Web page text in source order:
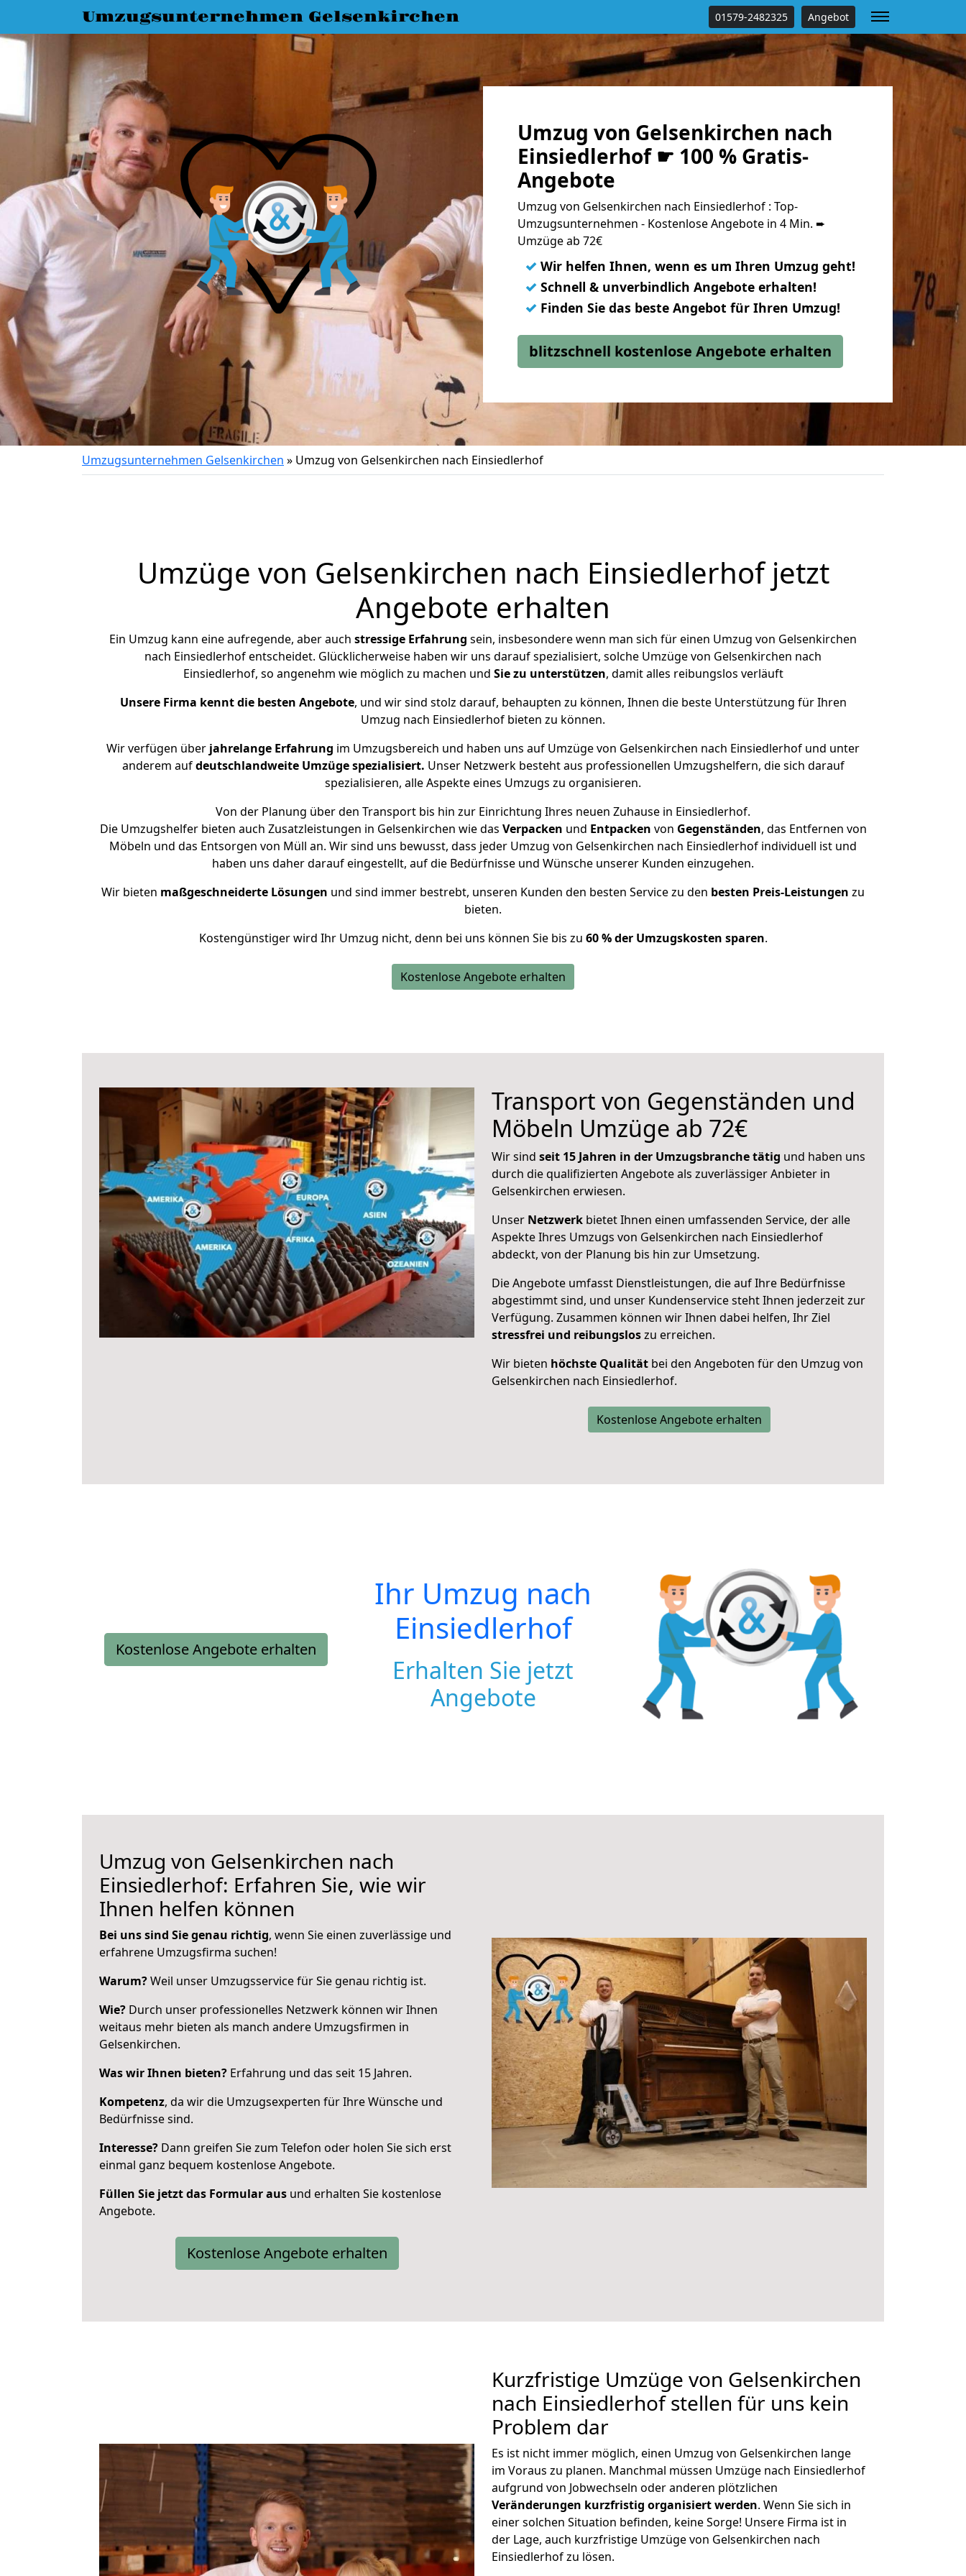
Umzugsunternehmen Gelsenkirchen 01579-2482325 Angebot
Umzug von Gelsenkirchen nach
Einsiedlerhof ☛ 100 % Gratis-
Angebote
Umzug von Gelsenkirchen nach Einsiedlerhof : Top-
Umzugsunternehmen - Kostenlose Angebote in 4 Min. ➨
Umzüge ab 72€
✓ Wir helfen Ihnen, wenn es um Ihren Umzug geht!
✓ Schnell & unverbindlich Angebote erhalten!
✓ Finden Sie das beste Angebot für Ihren Umzug!
blitzschnell kostenlose Angebote erhalten
Umzugsunternehmen Gelsenkirchen » Umzug von Gelsenkirchen nach Einsiedlerhof
Umzüge von Gelsenkirchen nach Einsiedlerhof jetzt
Angebote erhalten
Ein Umzug kann eine aufregende, aber auch stressige Erfahrung sein, insbesondere wenn man sich für einen Umzug von Gelsenkirchen
nach Einsiedlerhof entscheidet. Glücklicherweise haben wir uns darauf spezialisiert, solche Umzüge von Gelsenkirchen nach
Einsiedlerhof, so angenehm wie möglich zu machen und Sie zu unterstützen, damit alles reibungslos verläuft
Unsere Firma kennt die besten Angebote, und wir sind stolz darauf, behaupten zu können, Ihnen die beste Unterstützung für Ihren
Umzug nach Einsiedlerhof bieten zu können.
Wir verfügen über jahrelange Erfahrung im Umzugsbereich und haben uns auf Umzüge von Gelsenkirchen nach Einsiedlerhof und unter
anderem aufdeutschlandweite Umzüge spezialisiert. Unser Netzwerk besteht aus professionellen Umzugshelfern, die sich darauf
spezialisieren, alle Aspekte eines Umzugs zu organisieren.
Von der Planung über den Transport bis hin zur Einrichtung Ihres neuen Zuhause in Einsiedlerhof.
Die Umzugshelfer bieten auch Zusatzleistungen in Gelsenkirchen wie das Verpacken und Entpacken von Gegenständen, das Entfernen von
Möbeln und das Entsorgen von Müll an. Wir sind uns bewusst, dass jeder Umzug von Gelsenkirchen nach Einsiedlerhof individuell ist und
haben uns daher darauf eingestellt, auf die Bedürfnisse und Wünsche unserer Kunden einzugehen.
Wir bieten maßgeschneiderte Lösungen und sind immer bestrebt, unseren Kunden den besten Service zu den besten Preis-Leistungen zu
bieten.
Kostengünstiger wird Ihr Umzug nicht, denn bei uns können Sie bis zu 60 % der Umzugskosten sparen.
Kostenlose Angebote erhalten
Transport von Gegenständen und
Möbeln Umzüge ab 72€
Wir sind seit 15 Jahren in der Umzugsbranche tätig und haben uns
durch die qualifizierten Angebote als zuverlässiger Anbieter in
Gelsenkirchen erwiesen.
Unser Netzwerk bietet Ihnen einen umfassenden Service, der alle
Aspekte Ihres Umzugs von Gelsenkirchen nach Einsiedlerhof
abdeckt, von der Planung bis hin zur Umsetzung.
Die Angebote umfasst Dienstleistungen, die auf Ihre Bedürfnisse
abgestimmt sind, und unser Kundenservice steht Ihnen jederzeit zur
Verfügung. Zusammen können wir Ihnen dabei helfen, Ihr Ziel
stressfrei und reibungsloszu erreichen.
Wir bieten höchste Qualität bei den Angeboten für den Umzug von
Gelsenkirchen nach Einsiedlerhof.
Kostenlose Angebote erhalten
Kostenlose Angebote erhalten
Ihr Umzug nach
Einsiedlerhof
Erhalten Sie jetzt
Angebote
Umzug von Gelsenkirchen nach
Einsiedlerhof: Erfahren Sie, wie wir
Ihnen helfen können
Bei uns sind Sie genau richtig, wenn Sie einen zuverlässige und
erfahrene Umzugsfirma suchen!
Warum?Weil unser Umzugsservice für Sie genau richtig ist.
Wie? Durch unser professionelles Netzwerk können wir Ihnen
weitaus mehr bieten als manch andere Umzugsfirmen in
Gelsenkirchen.
Was wir Ihnen bieten? Erfahrung und das seit 15 Jahren.
Kompetenz, da wir die Umzugsexperten für Ihre Wünsche und
Bedürfnisse sind.
Interesse? Dann greifen Sie zum Telefon oder holen Sie sich erst
einmal ganz bequem kostenlose Angebote.
Füllen Sie jetzt das Formular aus und erhalten Sie kostenlose
Angebote.
Kostenlose Angebote erhalten
Kurzfristige Umzüge von Gelsenkirchen
nach Einsiedlerhof stellen für uns kein
Problem dar
Es ist nicht immer möglich, einen Umzug von Gelsenkirchen lange
im Voraus zu planen. Manchmal müssen Umzüge nach Einsiedlerhof
aufgrund von Jobwechseln oder anderen plötzlichen
Veränderungen kurzfristig organisiert werden. Wenn Sie sich in
einer solchen Situation befinden, keine Sorge! Unsere Firma ist in
der Lage, auch kurzfristige Umzüge von Gelsenkirchen nach
Einsiedlerhof zu lösen.